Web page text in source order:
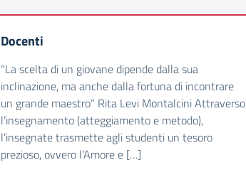
Docenti
“La scelta di un giovane dipende dalla sua
inclinazione, ma anche dalla fortuna di incontrare
un grande maestro” Rita Levi Montalcini Attraverso
l’insegnamento (atteggiamento e metodo),
l’insegnate trasmette agli studenti un tesoro
prezioso, ovvero l’Amore e […]